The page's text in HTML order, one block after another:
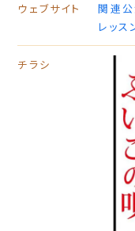
ウェブサイト
関連
レッス
チラシ